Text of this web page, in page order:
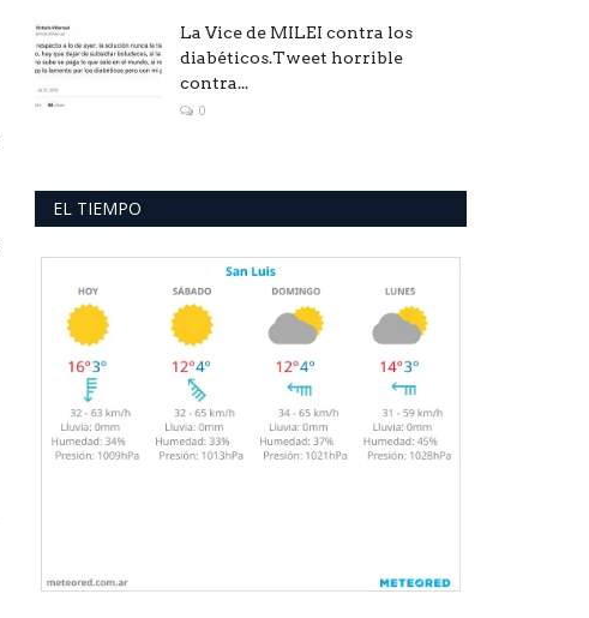
La Vice de MILEI contra los
diabéticos.Tweet horrible
contra...
0
EL TIEMPO